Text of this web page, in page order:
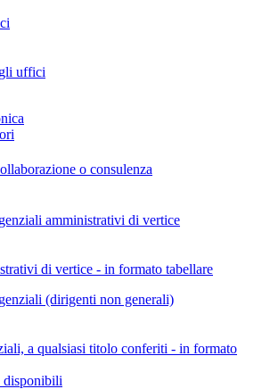
uffici
o consulenza
amministrativi di vertice
di vertice - in formato tabellare
(dirigenti non generali)
a qualsiasi titolo conferiti - in formato
disponibili